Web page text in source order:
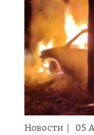
Новости 05